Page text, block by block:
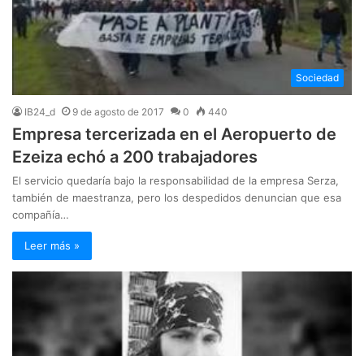
Sociedad
IB24_d 9 de agosto de 2017 0 440
Empresa tercerizada en el Aeropuerto de
Ezeiza echó a 200 trabajadores
El servicio quedaría bajo la responsabilidad de la empresa Serza,
también de maestranza, pero los despedidos denuncian que esa
compañía…
Leer más »